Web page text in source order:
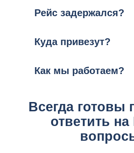
Рейс задержался?
Куда привезут?
Как мы работаем?
Всегда готовы
ответить